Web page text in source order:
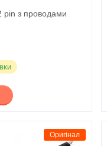
pin з проводами
Оригінал